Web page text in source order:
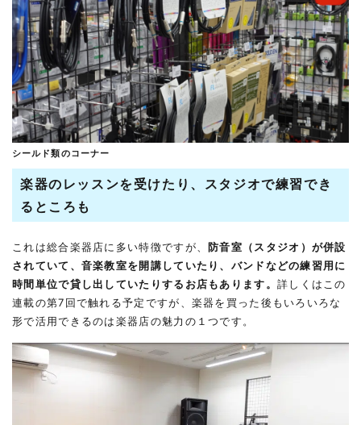
シールド類のコーナー
楽器のレッスンを受けたり、スタジオで練習でき
るところも
これは総合楽器店に多い特徴ですが、 防音室（スタジオ）が併設
されていて、音楽教室を開講していたり、バンドなどの練習用に
時間単位で貸し出していたりするお店もあります。 詳しくはこの
連載の第7回で触れる予定ですが、楽器を買った後もいろいろな
形で活用できるのは楽器店の魅力の１つです。